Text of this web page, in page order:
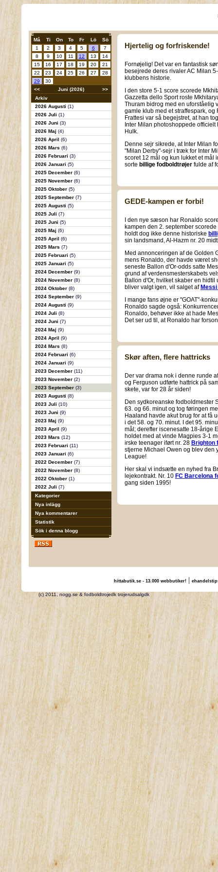
Må Ti On To Fr Lö
Sö
1
2 3 4 5 6
7
8
9 10 11 12 13
14
15
16 17 18 19 20
21
22
23 24 25 26 27
28
29
30
<<
Juni (2026)
>>
Arkiv
2026 Augusti (1)
2026 Juli (1)
2026 Juni (3)
2026 Maj (4)
2026 April (6)
2026 Mars (6)
2026 Februari (3)
2026 Januari (5)
2025 December (6)
2025 November (6)
2025 Oktober (5)
2025 September (7)
2025 Augusti (5)
2025 Juli (7)
2025 Juni (5)
2025 Maj (6)
2025 April (6)
2025 Mars (7)
2025 Februari (5)
2025 Januari (5)
2024 December (9)
2024 November (8)
2024 Oktober (8)
2024 September (9)
2024 Augusti (9)
2024 Juli (8)
2024 Juni (7)
2024 Maj (9)
2024 April (9)
2024 Mars (8)
2024 Februari (6)
2024 Januari (9)
2023 December (11)
2023 November (2)
2023 September (3)
2023 Augusti (8)
2023 Juli (10)
2023 Juni (9)
2023 Maj (9)
2023 April (9)
2023 Mars (12)
2023 Februari (11)
2023 Januari (6)
2022 December (7)
2022 November (8)
2022 Oktober (1)
2022 Juli (7)
Kategorier
Nya inlägg
Nya kommentarer
Statistik
Sök i denna blogg
Hjertelig og forfriskende!
Fornøjelig! Det var en fantastisk
besejrede deres rivaler AC Milan
klubbens historie.
I den store 5-1 score scorede
Gazzetta dello Sport roste
Thuram bidrog med en uforståelig
gamle klub med et straffespark,
Frattesi var så begejstret, at han
Inter Milan photoshoppede
Hulk.
Denne sejr sikrede, at Inter Milan
"Milan Derby"-sejr i træk for Inter
scoret 12 mål og kun lukket et
sorte billige fodboldtrøjer fulde af
GEDE-kampen er forbi!
I den nye sæson har Ronaldo
kampen den 2. september
holdt dog ikke denne historiske
sin landsmand, Al-Hazm nr. 20
Med annonceringen af de Golden
mens Ronaldo, der havde været
seneste Ballon d'Or-odds satte
grund af verdensmesterskabets
Ballon d'Or, hvilket skaber en
bliver valgt igen, vil salget af
I mange fans øjne er "GOAT"-
Ronaldo sagde også:
Ronaldo, behøver ikke at hade
Det ser ud til, at Ronaldo har
Skør aften, flere hattricks
Der var drama nok i denne runde
og Ferguson udførte hattrick på
skete, var for 28 år siden!
Den sydkoreanske fodboldmester
63. og 66. minut og tog føringen
Haaland havde akut brug for at få
i det 58. og 70. minut. I det 95.
mål; derefter iscenesatte 18-årige
holdet med at vinde Magpies 3-1
irske teenager iført nr. 28 Brighton
stjerne Michael Owen og blev den
League!
Her skal vi indsætte en nyhed fra
lejekontrakt. Nr. 10 FC Barcelona
gang siden 1995!
hittabutik.se - 13.000 webbutiker!|
(c) 2011, nogg.se & fodboldtrojedk trojerudsalgdk